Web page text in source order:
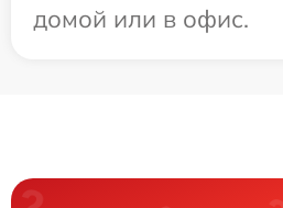
домой или в офис.